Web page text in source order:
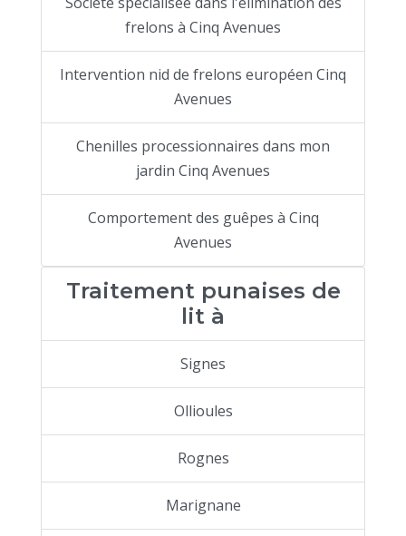
frelons à Cinq Avenues
Intervention nid de frelons européen Cinq
Avenues
Chenilles processionnaires dans mon
jardin Cinq Avenues
Comportement des guêpes à Cinq
Avenues
Traitement punaises de
lit à
Signes
Ollioules
Rognes
Marignane